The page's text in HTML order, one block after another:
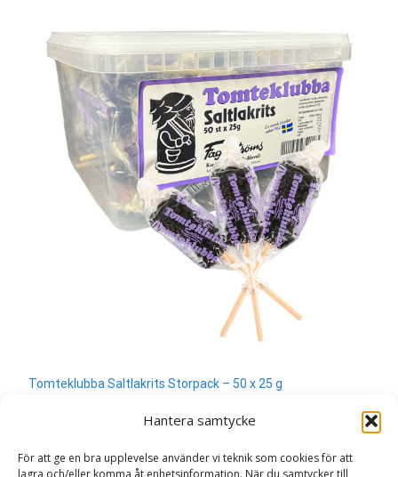
Hantera samtycke
För att ge en bra upplevelse använder vi teknik som cookies för att
lagra och/eller komma åt enhetsinformation. När du samtycker till
Tomteklubba Saltlakrits Storpack – 50 x 25 g